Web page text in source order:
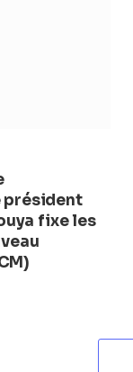
président
fixe les